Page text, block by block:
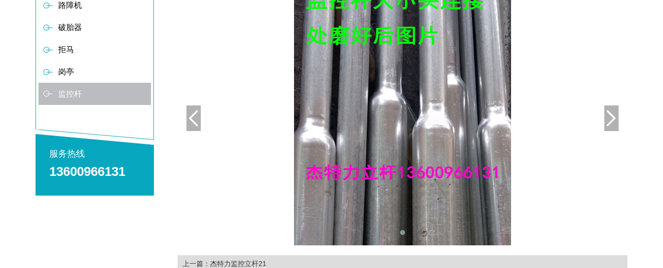
路障机
破胎器
拒马
岗亭
监控杆
服务热线
13600966131
上一篇：杰特力监控立杆21